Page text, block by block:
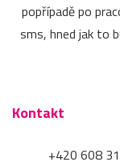
popřípadě po
sms, hned jak to
Kontakt
+420 608